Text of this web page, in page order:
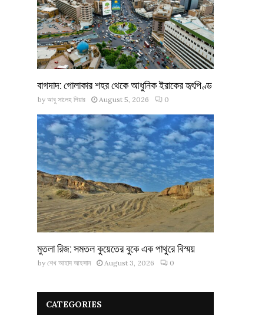
বাগদাদ: গোলাকার শহর থেকে আধুনিক ইরাকের হৃৎপিণ্ড
by আবু সালেহ পিয়ার August 5, 2026 0
মুতলা রিজ: সমতল কুয়েতের বুকে এক পাথুরে বিস্ময়
by শেখ আহাদ আহসান August 3, 2026 0
CATEGORIES